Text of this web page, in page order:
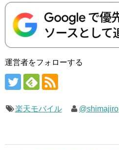
運営者をフォローする
楽天モバイル @shimajiro